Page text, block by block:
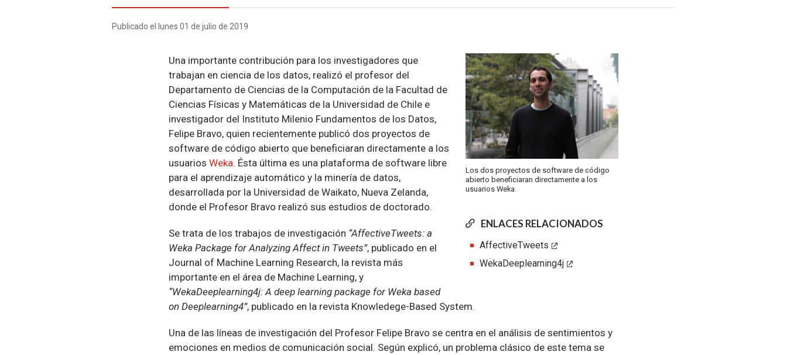
Publicado el lunes 01 de julio de 2019
Los dos proyectos de software de código
abierto beneficiaran directamente a los
usuarios Weka.
ENLACES RELACIONADOS
AffectiveTweets
WekaDeeplearning4j
Una importante contribución para los investigadores que
trabajan en ciencia de los datos, realizó el profesor del
Departamento de Ciencias de la Computación de la Facultad de
Ciencias Físicas y Matemáticas de la Universidad de Chile e
investigador del Instituto Milenio Fundamentos de los Datos,
Felipe Bravo, quien recientemente publicó dos proyectos de
software de código abierto que beneficiaran directamente a los
usuarios Weka. Ésta última es una plataforma de software libre
para el aprendizaje automático y la minería de datos,
desarrollada por la Universidad de Waikato, Nueva Zelanda,
donde el Profesor Bravo realizó sus estudios de doctorado.
Se trata de los trabajos de investigación “AffectiveTweets: a
Weka Package for Analyzing Affect in Tweets”, publicado en el
Journal of Machine Learning Research, la revista más
importante en el área de Machine Learning, y
“WekaDeeplearning4j: A deep learning package for Weka based
on Deeplearning4”, publicado en la revista Knowledege-Based System.
Una de las líneas de investigación del Profesor Felipe Bravo se centra en el análisis de sentimientos y
emociones en medios de comunicación social. Según explicó, un problema clásico de este tema se